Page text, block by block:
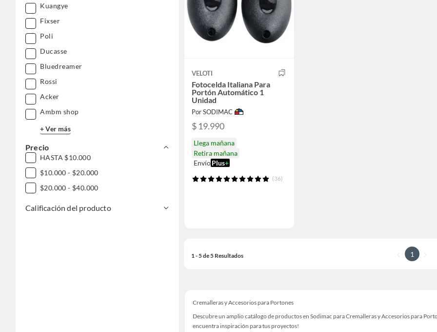
Kuangye
Fixser
Poli
Ducasse
Bluedreamer
Rossi
Acker
Ambm shop
+ Ver más
Precio
HASTA $10.000
$10.000 - $20.000
$20.000 - $40.000
Calificación del producto
VELOTI
Fotocelda Italiana Para
Portón Automático 1
Unidad
Por SODIMAC
$ 19.990
Llega mañana
Retira mañana
EnvíoPlus+
(36)
1 - 5 de 5 Resultados 1
Cremalleras y Accesorios para Portones
Descubre un amplio catálogo de productos en Sodimac para Cremalleras y Accesorios para
encuentra inspiración para tus proyectos!